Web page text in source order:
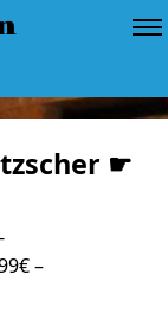
☛
–